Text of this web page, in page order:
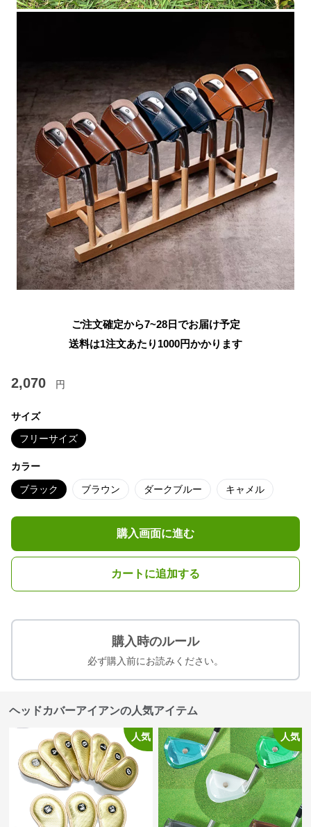
ご注文確定から7~28日でお届け予定
送料は1注文あたり 1000円かかります
2,070 円
サイズ
フリーサイズ
カラー
ブラック ブラウン ダークブルー キャメル
購入画面に進む
カートに追加する
購入時のルール
必ず購入前にお読みください。
ヘッドカバーアイアンの人気アイテム
人気 人気